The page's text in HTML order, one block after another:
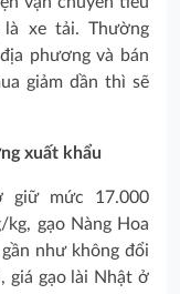
xe tải. Thường
phương và bán
giảm dần thì sẽ
xuất khẩu
giữ mức 17.000
gạo Nàng Hoa
như không đổi
giá gạo lài Nhật ở